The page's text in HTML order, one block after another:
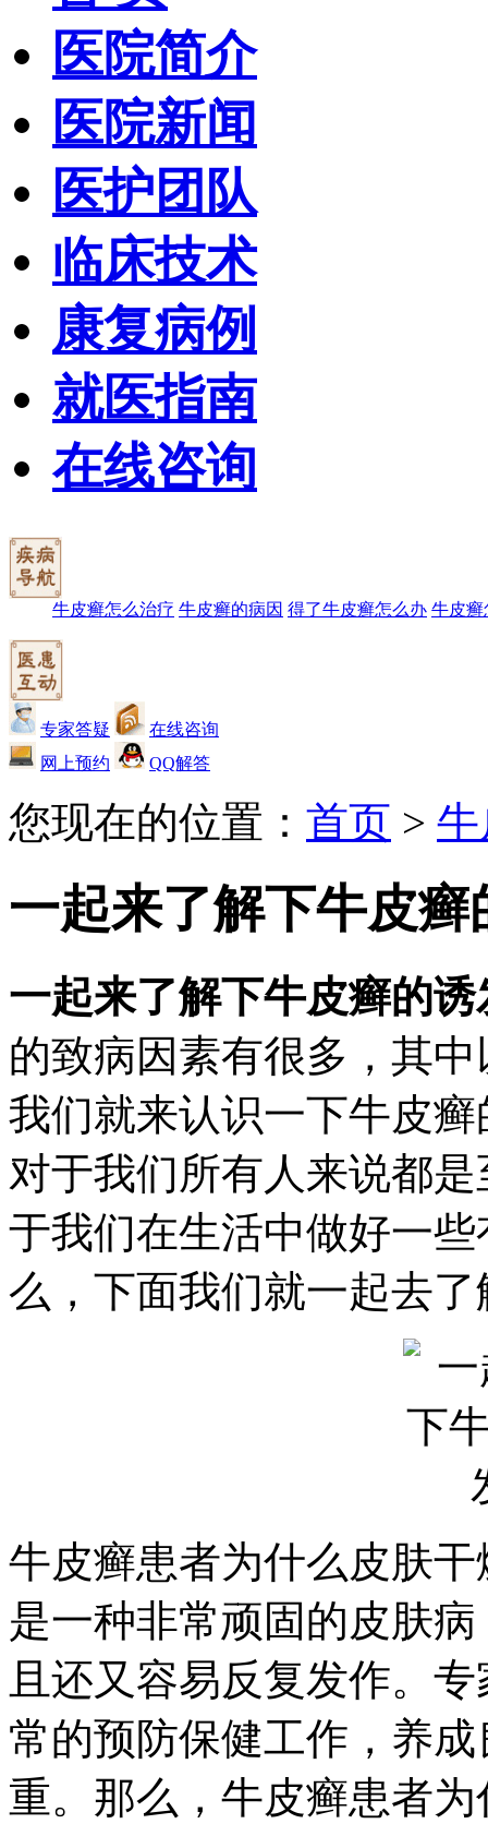
医院简介
医院新闻
医护团队
临床技术
康复病例
就医指南
在线咨询
牛皮癣怎么治疗 牛皮癣的病因 得了牛皮癣怎么办 牛皮癣
专家答疑
在线咨询
网上预约
QQ解答
您现在的位置： 首页 >
一起来了解下牛皮癣
一起来了解下牛皮癣的
的致病因素有很多，其
我们就来认识一下牛皮
对于我们所有人来说都
于我们在生活中做好一
么，下面我们就一起去
牛皮癣患者为什么皮肤
是一种非常顽固的皮肤
且还又容易反复发作。
常的预防保健工作，养
重。那么，牛皮癣患者